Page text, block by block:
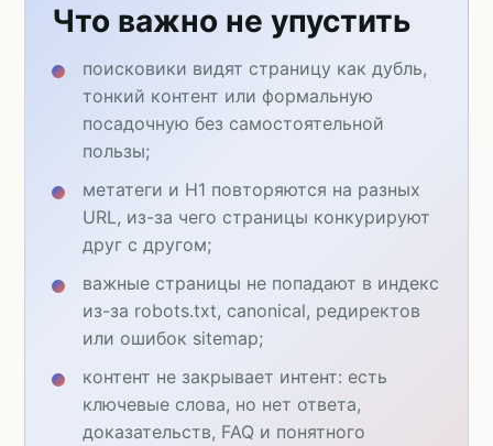
Что важно не упустить
поисковики видят страницу как дубль,
тонкий контент или формальную
посадочную без самостоятельной
пользы;
метатеги и H1 повторяются на разных
URL, из-за чего страницы конкурируют
друг с другом;
важные страницы не попадают в индекс
из-за robots.txt, canonical, редиректов
или ошибок sitemap;
контент не закрывает интент: есть
ключевые слова, но нет ответа,
доказательств, FAQ и понятного